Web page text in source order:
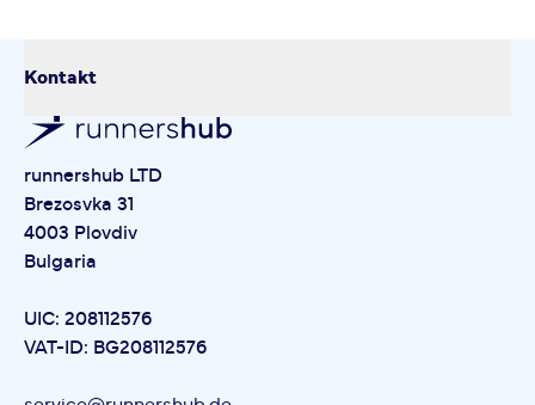
Kontakt
runnershub LTD
Brezosvka 31
4003 Plovdiv
Bulgaria
UIC: 208112576
VAT-ID: BG208112576